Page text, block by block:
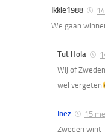
Ikkie1988
We gaan
Tut Hola
Wij of
wel vergeten
Inez
15
Zweden wint